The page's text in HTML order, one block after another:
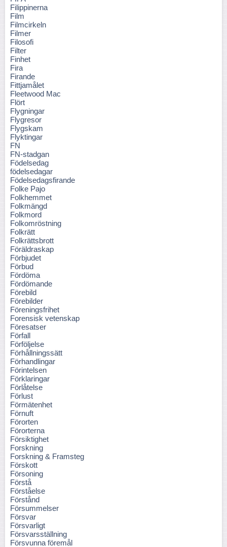
Filippinerna
Film
Filmcirkeln
Filmer
Filosofi
Filter
Finhet
Fira
Firande
Fittjamålet
Fleetwood Mac
Flört
Flygningar
Flygresor
Flygskam
Flyktingar
FN
FN-stadgan
Födelsedag
födelsedagar
Födelsedagsfirande
Folke Pajo
Folkhemmet
Folkmängd
Folkmord
Folkomröstning
Folkrätt
Folkrättsbrott
Föräldraskap
Förbjudet
Förbud
Fördöma
Fördömande
Förebild
Förebilder
Föreningsfrihet
Forensisk vetenskap
Föresatser
Förfall
Förföljelse
Förhållningssätt
Förhandlingar
Förintelsen
Förklaringar
Förlåtelse
Förlust
Förmätenhet
Förnuft
Förorten
Förorterna
Försiktighet
Forskning
Forskning & Framsteg
Förskott
Försoning
Förstå
Förståelse
Förstånd
Försummelser
Försvar
Försvarligt
Försvarsställning
Försvunna föremål